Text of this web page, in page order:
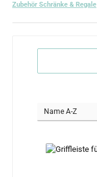
Zubehör Schränke & Regale